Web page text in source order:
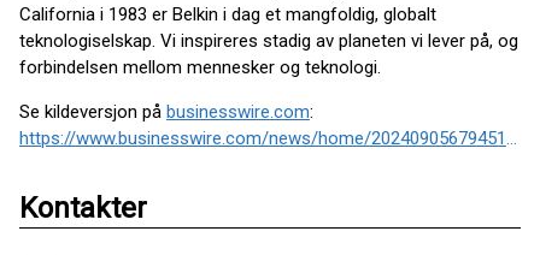
California i 1983 er Belkin i dag et mangfoldig, globalt
teknologiselskap. Vi inspireres stadig av planeten vi lever på, og
forbindelsen mellom mennesker og teknologi.
Se kildeversjon på businesswire.com:
https://www.businesswire.com/news/home/20240905679451/no/
Kontakter